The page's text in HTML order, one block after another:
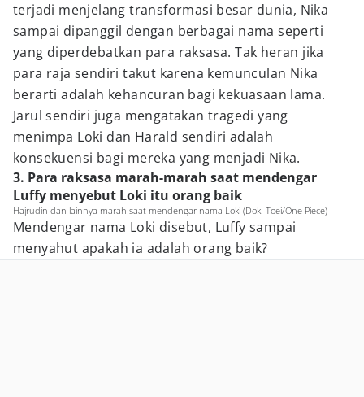
terjadi menjelang transformasi besar dunia, Nika
sampai dipanggil dengan berbagai nama seperti
yang diperdebatkan para raksasa. Tak heran jika
para raja sendiri takut karena kemunculan Nika
berarti adalah kehancuran bagi kekuasaan lama.
Jarul sendiri juga mengatakan tragedi yang
menimpa Loki dan Harald sendiri adalah
konsekuensi bagi mereka yang menjadi Nika.
3. Para raksasa marah-marah saat mendengar
Luffy menyebut Loki itu orang baik
Hajrudin dan lainnya marah saat mendengar nama Loki (Dok. Toei/One Piece)
Mendengar nama Loki disebut, Luffy sampai
menyahut apakah ia adalah orang baik?